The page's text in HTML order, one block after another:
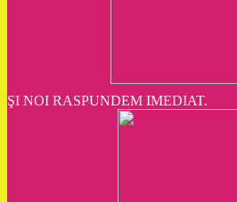
ŞI NOI RASPUNDEM IMEDIAT.